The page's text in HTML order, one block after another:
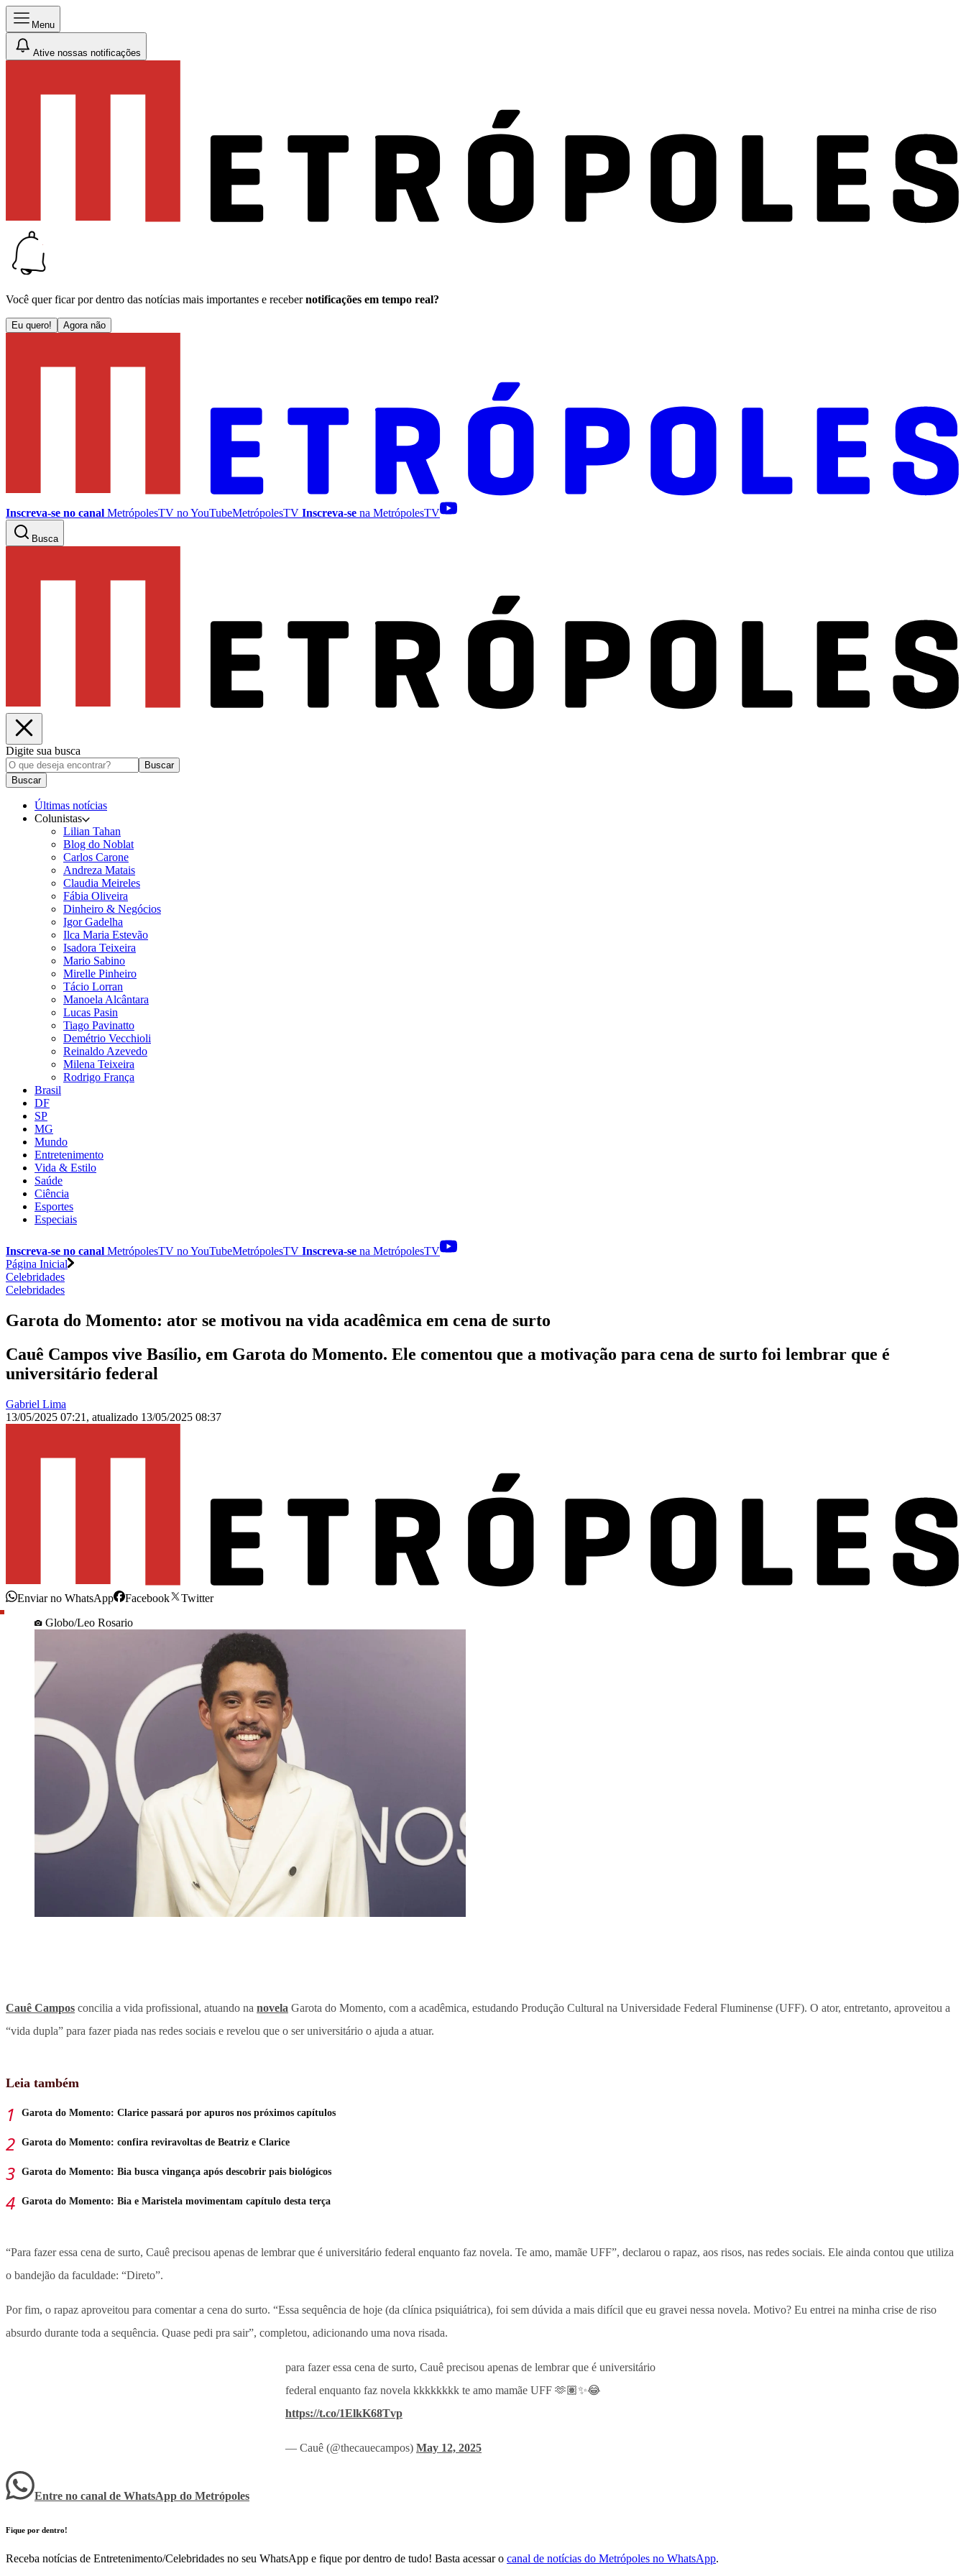
Menu
Ative nossas notificações
Você quer ficar por dentro das notícias mais importantes e receber notificações em tempo real?
Eu quero! Agora não
Inscreva-se no canal MetrópolesTV noYouTubeMetrópolesTV Inscreva-se na MetrópolesTV
Busca
Digite sua busca
Buscar
Buscar
Últimas notícias
Colunistas
Lilian Tahan
Blog do Noblat
Carlos Carone
Andreza Matais
Claudia Meireles
Fábia Oliveira
Dinheiro & Negócios
Igor Gadelha
Ilca Maria Estevão
Isadora Teixeira
Mario Sabino
Mirelle Pinheiro
Tácio Lorran
Manoela Alcântara
Lucas Pasin
Tiago Pavinatto
Demétrio Vecchioli
Reinaldo Azevedo
Milena Teixeira
Rodrigo França
Brasil
DF
SP
MG
Mundo
Entretenimento
Vida & Estilo
Saúde
Ciência
Esportes
Especiais
Inscreva-se no canal MetrópolesTV noYouTubeMetrópolesTV Inscreva-se na MetrópolesTV
Página Inicial
Celebridades
Celebridades
Garota do Momento: ator se motivou na vida acadêmica em cena de surto
Cauê Campos vive Basílio, em Garota do Momento. Ele comentou que a motivação para cena de surto foi lembrar que é
universitário federal
Gabriel Lima
13/05/2025 07:21 , atualizado 13/05/2025 08:37
Enviar no WhatsApp Facebook
Twitter
Globo/Leo Rosario
Cauê Campos concilia a vida profissional, atuando na novela Garota do Momento, com a acadêmica, estudando Produção Cultural na Universidade Federal Fluminense (UFF). O ator, entretanto, aproveitou a
“vida dupla” para fazer piada nas redes sociais e revelou que o ser universitário o ajuda a atuar.
Leia também
Garota do Momento: Clarice passará por apuros nos próximos capítulos
Garota do Momento: confira reviravoltas de Beatriz e Clarice
Garota do Momento: Bia busca vingança após descobrir pais biológicos
Garota do Momento: Bia e Maristela movimentam capítulo desta terça
“Para fazer essa cena de surto, Cauê precisou apenas de lembrar que é universitário federal enquanto faz novela. Te amo, mamãe UFF”, declarou o rapaz, aos risos, nas redes sociais. Ele ainda contou que utiliza
o bandejão da faculdade: “Direto”.
Por fim, o rapaz aproveitou para comentar a cena do surto. “Essa sequência de hoje (da clínica psiquiátrica), foi sem dúvida a mais difícil que eu gravei nessa novela. Motivo? Eu entrei na minha crise de riso
absurdo durante toda a sequência. Quase pedi pra sair”, completou, adicionando uma nova risada.
para fazer essa cena de surto, Cauê precisou apenas de lembrar que é universitário
federal enquanto faz novela kkkkkkkk te amo mamãe UFF 🫶🏽✨😂
https://t.co/1ElkK68Tvp
— Cauê (@thecauecampos) May 12, 2025
Entre no canal de WhatsApp do Metrópoles
Fique por dentro!
Receba notícias de Entretenimento/Celebridades no seu WhatsApp e fique por dentro de tudo! Basta acessar o canal de notícias do Metrópoles no WhatsApp.